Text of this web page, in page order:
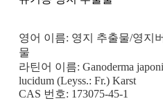
영어 이름: 영지 추출물/영지
물
라틴어 이름: Ganoderma
lucidum (Leyss.: Fr.) Karst
CAS 번호: 173075-45-1